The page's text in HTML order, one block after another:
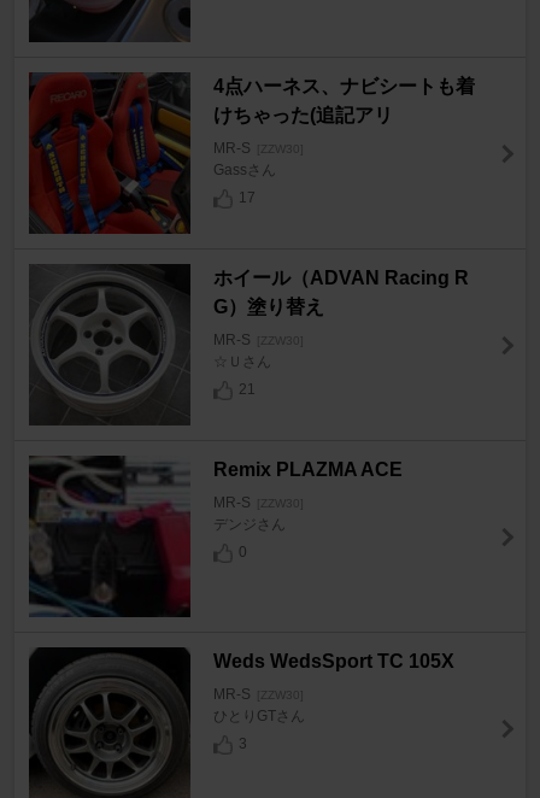
4点ハーネス、ナビシートも着
けちゃった(追記アリ
MR-S [ZZW30]
Gassさん
17
ホイール（ADVAN Racing R
G）塗り替え
MR-S [ZZW30]
☆Ｕさん
21
Remix PLAZMA ACE
MR-S [ZZW30]
デンジさん
0
Weds WedsSport TC 105X
MR-S [ZZW30]
ひとりGTさん
3